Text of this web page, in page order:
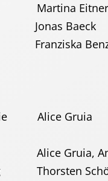
Eitner-
Baeck
Alice Gruia
Gruia,
Thorsten